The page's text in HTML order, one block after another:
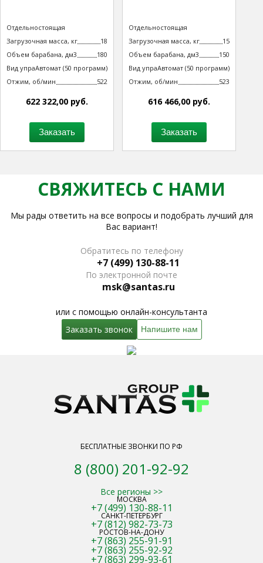
Тип машины
Отдельностоящая
неподрессоренная
Загрузочная масса, кг
18
Объем барабана, дм3
180
Вид управления
технологическим процессом
Автомат (50 программ)
Отжим, об/мин
522
622 322,00 руб.
Заказать
Тип машины
Отдельностоящая
неподрессоренная
Загрузочная масса, кг
15
Объем барабана, дм3
150
Вид управления
технологическим процессом
Автомат (50 программ)
Отжим, об/мин
523
616 466,00 руб.
Заказать
СВЯЖИТЕСЬ С НАМИ
Мы рады ответить на все вопросы и подобрать лучший для
Вас вариант!
Обратитесь по телефону
+7 (499) 130-88-11
По электронной почте
msk@santas.ru
или с помощью онлайн-консультанта
Заказать звонок
Напишите нам
БЕСПЛАТНЫЕ ЗВОНКИ ПО РФ
8 (800) 201-92-92
Все регионы >>
МОСКВА
+7 (499) 130-88-11
САНКТ-ПЕТЕРБУРГ
+7 (812) 982-73-73
РОСТОВ-НА-ДОНУ
+7 (863) 255-91-91
+7 (863) 255-92-92
+7 (863) 299-93-61